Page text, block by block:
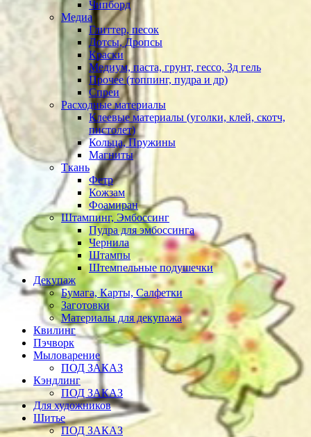
Чипборд
Медиа
Глиттер, песок
Дотсы, Дропсы
Краски
Медиум, паста, грунт, гессо, 3д гель
Прочее (топпинг, пудра и др)
Спреи
Расходные материалы
Клеевые материалы (уголки, клей, скотч,
пистолет)
Кольца, Пружины
Магниты
Ткань
Фетр
Кожзам
Фоамиран
Штампинг, Эмбоссинг
Пудра для эмбоссинга
Чернила
Штампы
Штемпельные подушечки
Декупаж
Бумага, Карты, Салфетки
Заготовки
Материалы для декупажа
Квилинг
Пэчворк
Мыловарение
ПОД ЗАКАЗ
Кэндлинг
ПОД ЗАКАЗ
Для художников
Шитье
ПОД ЗАКАЗ